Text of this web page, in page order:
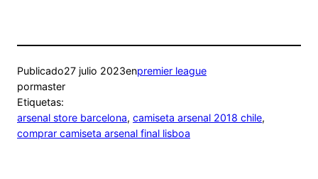
Publicado27 julio 2023enpremier league
pormaster
Etiquetas:
arsenal store barcelona, camiseta arsenal 2018 chile
comprar camiseta arsenal final lisboa